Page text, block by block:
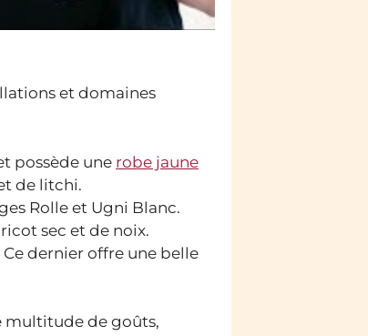
et domaines
possède une robe jaune
de litchi.
Rolle et Ugni Blanc.
sec et de noix.
dernier offre une belle
multitude de goûts,